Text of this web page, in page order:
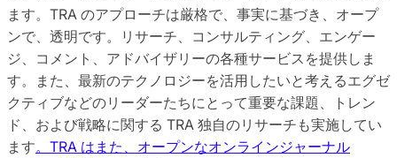
ます。TRA のアプローチは厳格で、事実に基づき、オープ
ンで、透明です。リサーチ、コンサルティング、エンゲー
ジ、コメント、アドバイザリーの各種サービスを提供しま
す。また、最新のテクノロジーを活用したいと考えるエグゼ
クティブなどのリーダーたちにとって重要な課題、トレン
ド、および戦略に関する TRA 独自のリサーチも実施してい
ます。 TRA はまた、オープンなオンラインジャーナル